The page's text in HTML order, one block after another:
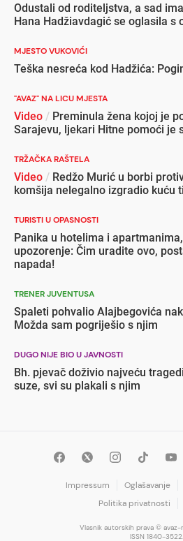
Odustali od roditeljstva, a sad
Hana Hadžiavdagić se oglasila s
MJESTO VUKOVIĆI
Teška nesreća kod Hadžića:
"AVAZ" NA LICU MJESTA
Video / Preminula žena kojoj je
Sarajevu, ljekari Hitne pomoći je
TRŽAČKA RAŠTELA
Video / Redžo Murić u borbi
komšija nelegalno izgradio kuću
TURISTI U OPASNOSTI
Panika u hotelima i
upozorenje: Čim uradite ovo,
napada!
TRENER JUVENTUSA
Spaleti pohvalio Alajbegovića
Možda sam pogriješio s njim
DUGO NIJE BIO U JAVNOSTI
Bh. pjevač doživio najveću
suze, svi su plakali s njim
Impressum Oglašavanje
Politika privatnosti
Vlasnik autorskih prava ©
ISSN 1840-3522.